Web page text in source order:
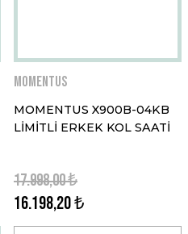
Momentus
MOMENTUS X900B-04KB
LİMİTLİ ERKEK KOL SAATİ
16.198,20 ₺
17.998,00 ₺